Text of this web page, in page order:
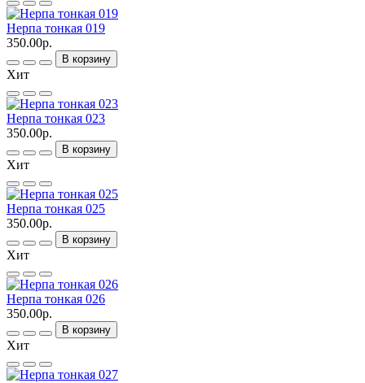
Нерпа тонкая 019
350.00р.
В корзину
Хит
Нерпа тонкая 023
350.00р.
В корзину
Хит
Нерпа тонкая 025
350.00р.
В корзину
Хит
Нерпа тонкая 026
350.00р.
В корзину
Хит